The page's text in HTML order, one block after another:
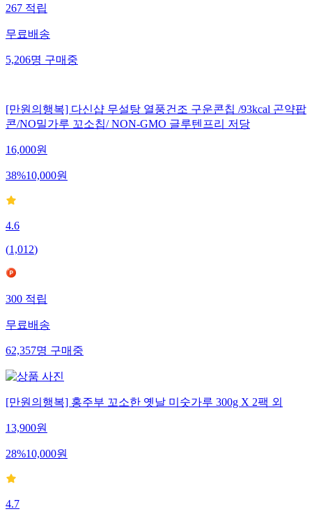
267 적립
무료배송
5,206명 구매중
[만원의행복] 다신샵 무설탕 열풍건조 구운콘칩 /93kcal 곤약팝
콘/NO밀가루 꼬소칩/ NON-GMO 글루텐프리 저당
16,000원
38%10,000원
4.6
(1,012)
300적립
무료배송
62,357명구매중
[만원의행복] 홍주부 꼬소한 옛날 미숫가루 300g X 2팩 외
13,900원
28%10,000원
4.7